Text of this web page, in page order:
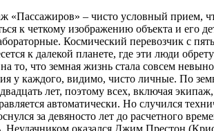
«Пассажиров» – чисто условный прием,
к четкому изображению объекта и его
Космический перевозчик с
к далекой планете, где эти люди
то, что земная жизнь стала совсем
у каждого, видимо, чисто личные. По
лет, поэтому всех, включая
автоматически. Но случился
за девяносто лет до расчетного